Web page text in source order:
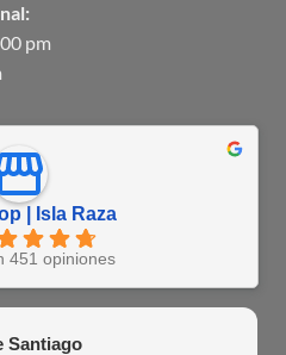
pm
| Isla Raza
451 opiniones
Santiago